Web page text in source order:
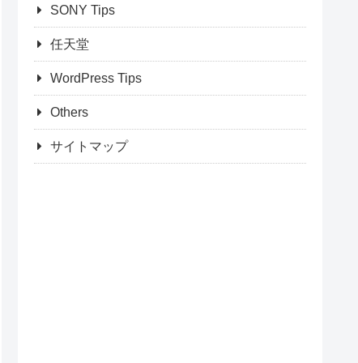
SONY Tips
任天堂
WordPress Tips
Others
サイトマップ